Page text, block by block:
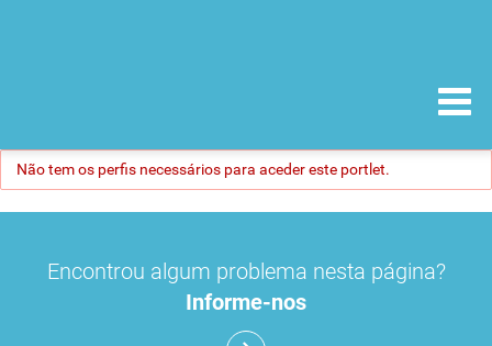
Não tem os perfis necessários para aceder este portlet.
Encontrou algum problema nesta página?
Informe-nos